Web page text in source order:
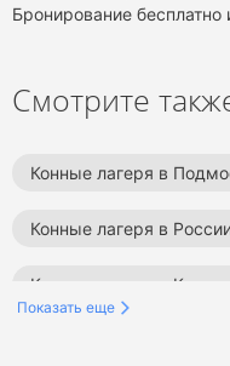
Бронирование
Смотрите
Конные лагеря в
Конные лагеря в
Конные лагеря в
Показать еще